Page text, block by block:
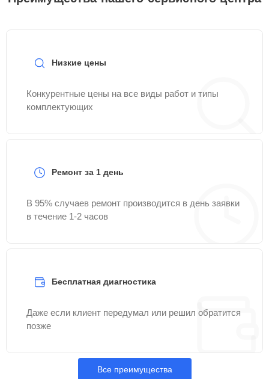
Низкие цены
Конкурентные цены на все виды работ и типы
комплектующих
Ремонт за 1 день
В 95% случаев ремонт производится в день заявки
в течение 1-2 часов
Бесплатная диагностика
Даже если клиент передумал или решил обратится
позже
Все преимущества